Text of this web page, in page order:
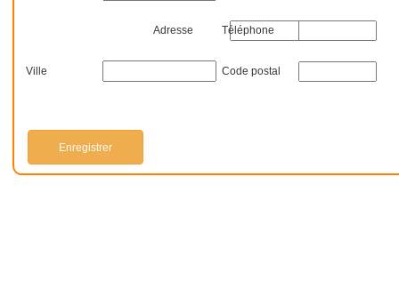
Adresse Téléphone
Ville Code postal
Enregistrer